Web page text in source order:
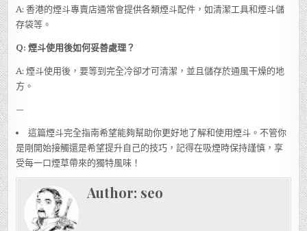
A: 香港的煙斗專賣店通常會提供各類煙斗配件，如清潔工具和煙斗儲
存袋等。
Q: 煙斗使用後如何妥善處理？
A: 煙斗使用後，要等到完全冷卻才可清潔，並且儲存於通風干燥的地
方。
—
這篇煙斗完全指南希望能夠幫助你更好地了解和使用煙斗。不管你
是剛開始接觸還是希望提升自己的技巧，記得在吸煙時保持謹慎，享
受每一口煙草帶來的獨特風味！
Author: seo